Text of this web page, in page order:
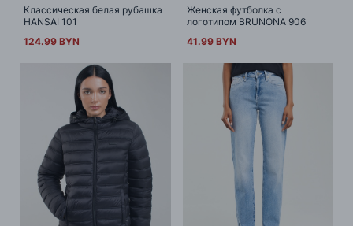
Классическая белая рубашка
HANSAI 101
124.99 BYN
Женская футболка с
логотипом BRUNONA 906
41.99 BYN